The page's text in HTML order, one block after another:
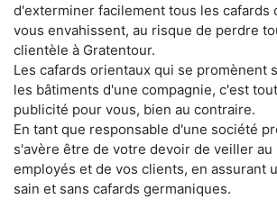
d'exterminer facilement tous les cafards
vous envahissent, au risque de perdre
clientèle à Gratentour.
Les cafards orientaux qui se promènent
les bâtiments d'une compagnie, c'est
publicité pour vous, bien au contraire.
En tant que responsable d'une société
s'avère être de votre devoir de veiller
employés et de vos clients, en assurant
sain et sans cafards germaniques.